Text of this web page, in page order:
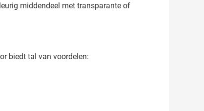
middendeel met transparante of
biedt tal van voordelen: